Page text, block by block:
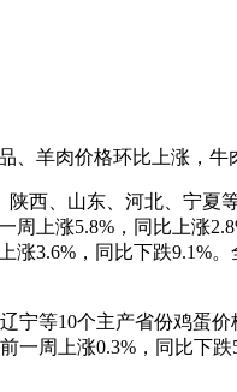
羊肉价格环比上涨，牛
西、山东、河北、宁
上涨5.8%，同比上涨
3.6%，同比下跌9.1%
等10个主产省份鸡蛋
周上涨0.3%，同比下